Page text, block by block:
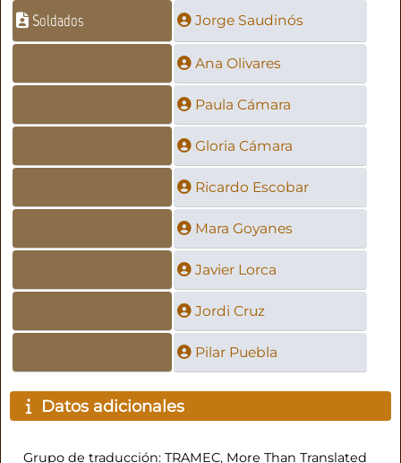
Soldados Jorge Saudinós
Ana Olivares
Paula Cámara
Gloria Cámara
Ricardo Escobar
Mara Goyanes
Javier Lorca
Jordi Cruz
Pilar Puebla
Datos adicionales
Grupo de traducción: TRAMEC, More Than Translated